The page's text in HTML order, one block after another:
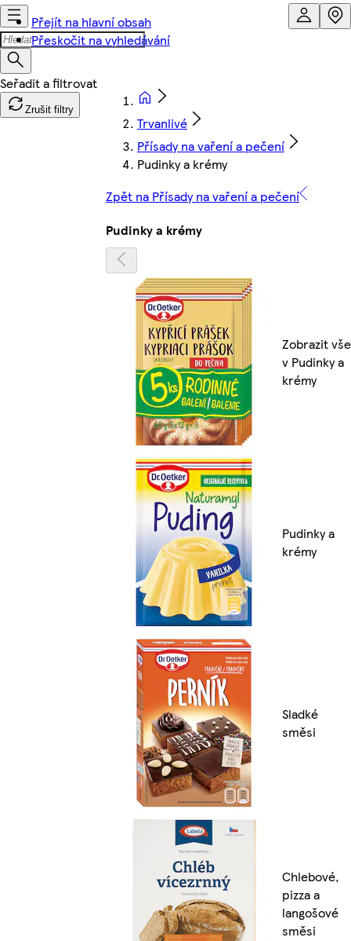
Přejít na hlavní obsah
Přeskočit na vyhledávání
Zrušit filtry
Trvanlivé
Přísady na vaření a pečení
Pudinky a krémy
Zpět na Přísady na vaření a pečení
Pudinky a krémy
Zobrazit vše
v Pudinky a
krémy
Pudinky a
krémy
Sladké
směsi
Chlebové,
pizza a
langošové
směsi